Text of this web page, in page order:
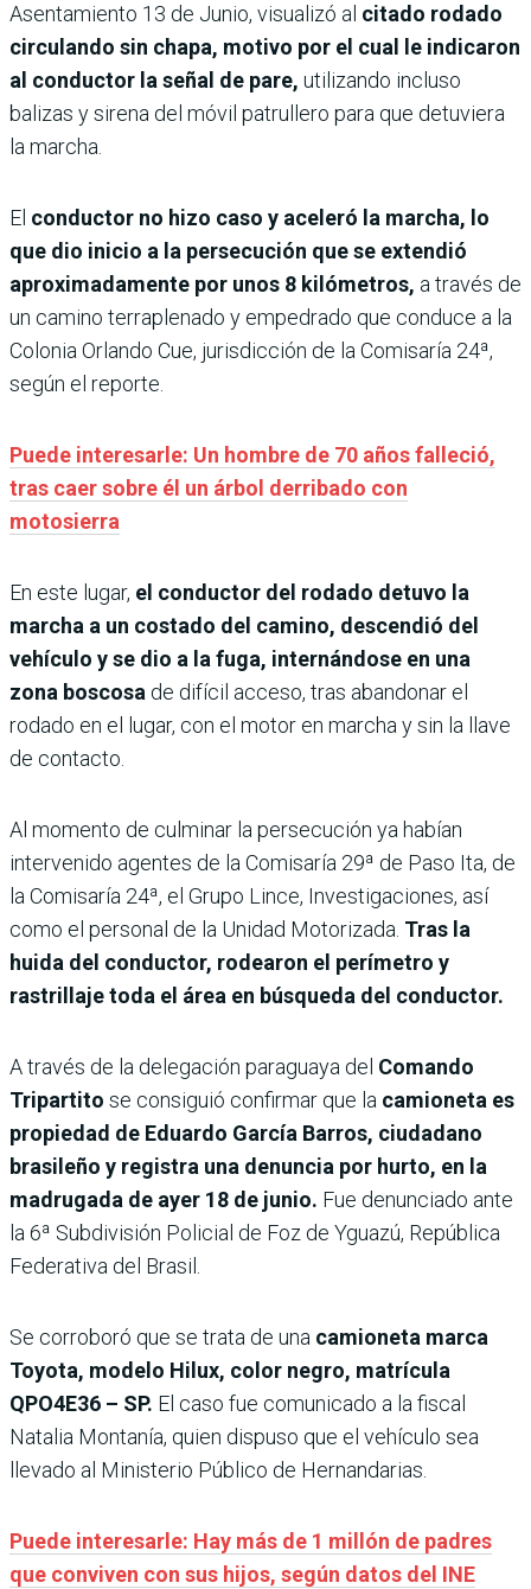
Asentamiento 13 de Junio, visualizó al citado rodado
circulando sin chapa, motivo por el cual le indicaron
al conductor la señal de pare, utilizando incluso
balizas y sirena del móvil patrullero para que detuviera
la marcha.
El conductor no hizo caso y aceleró la marcha, lo
que dio inicio a la persecución que se extendió
aproximadamente por unos 8 kilómetros, a través de
un camino terraplenado y empedrado que conduce a la
Colonia Orlando Cue, jurisdicción de la Comisaría 24ª,
según el reporte.
Puede interesarle: Un hombre de 70 años falleció,
tras caer sobre él un árbol derribado con
motosierra
En este lugar, el conductor del rodado detuvo la
marcha a un costado del camino, descendió del
vehículo y se dio a la fuga, internándose en una
zona boscosa de difícil acceso, tras abandonar el
rodado en el lugar, con el motor en marcha y sin la llave
de contacto.
Al momento de culminar la persecución ya habían
intervenido agentes de la Comisaría 29ª de Paso Ita, de
la Comisaría 24ª, el Grupo Lince, Investigaciones, así
como el personal de la Unidad Motorizada. Tras la
huida del conductor, rodearon el perímetro y
rastrillaje toda el área en búsqueda del conductor.
A través de la delegación paraguaya del Comando
Tripartito se consiguió confirmar que la camioneta es
propiedad de Eduardo García Barros, ciudadano
brasileño y registra una denuncia por hurto, en la
madrugada de ayer 18 de junio. Fue denunciado ante
la 6ª Subdivisión Policial de Foz de Yguazú, República
Federativa del Brasil.
Se corroboró que se trata de una camioneta marca
Toyota, modelo Hilux, color negro, matrícula
QPO4E36 – SP. El caso fue comunicado a la fiscal
Natalia Montanía, quien dispuso que el vehículo sea
llevado al Ministerio Público de Hernandarias.
Puede interesarle: Hay más de 1 millón de padres
que conviven con sus hijos, según datos del INE